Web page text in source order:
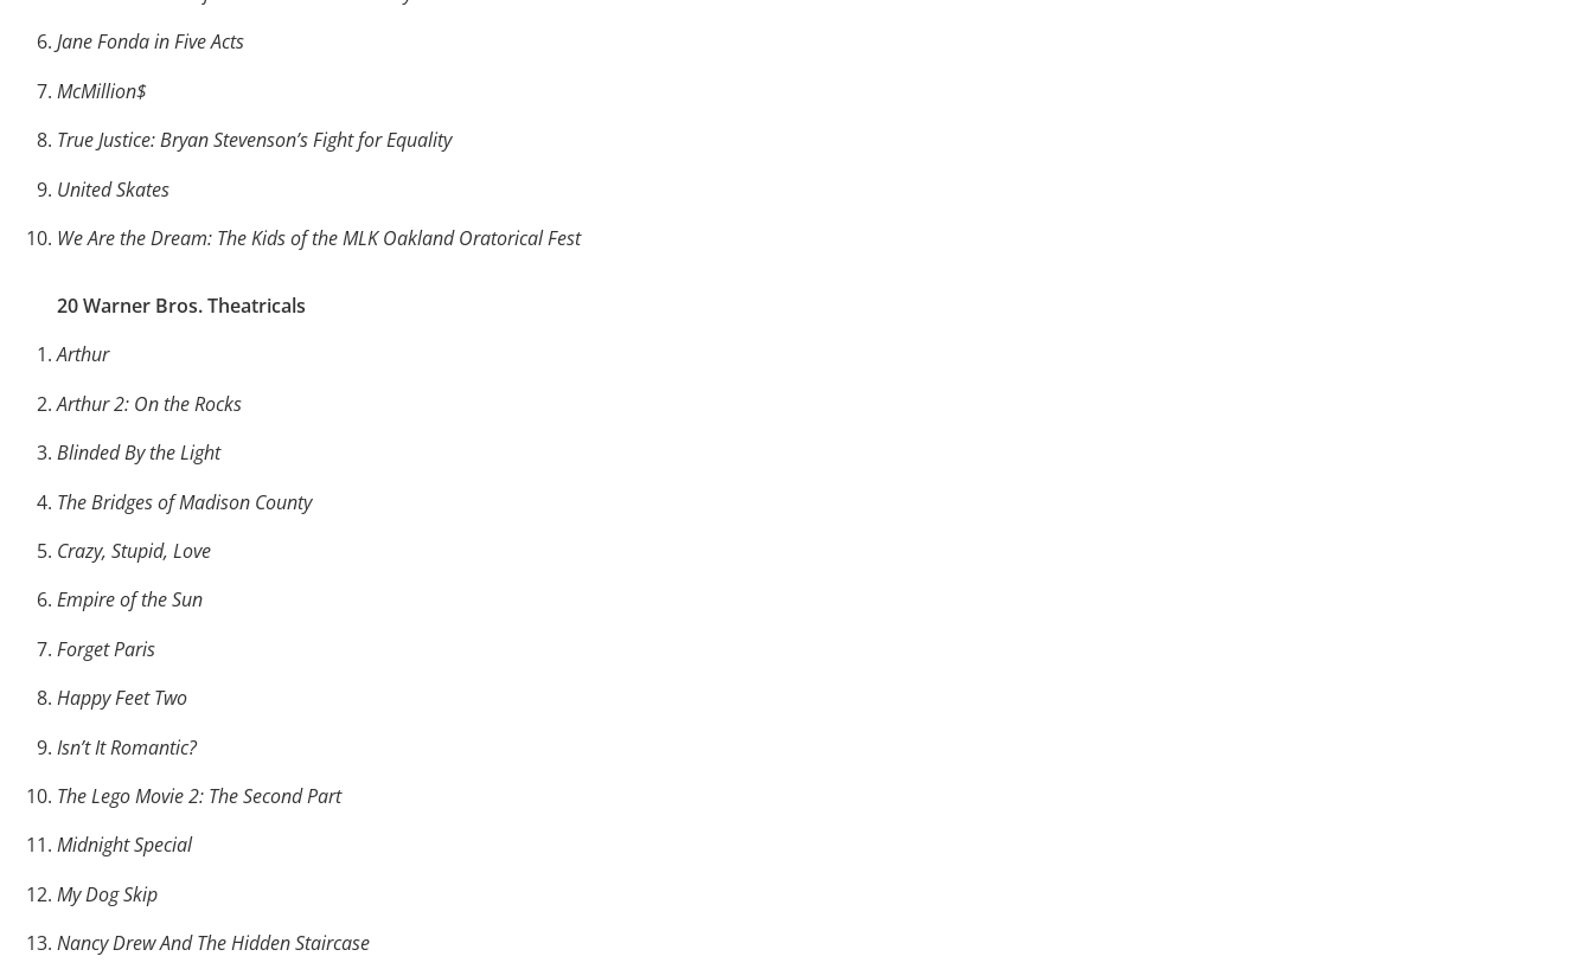
Jane Fonda in Five Acts
McMillion$
True Justice: Bryan Stevenson’s Fight for Equality
United Skates
We Are the Dream: The Kids of the MLK Oakland Oratorical Fest
20 Warner Bros. Theatricals
Arthur
Arthur 2: On the Rocks
Blinded By the Light
The Bridges of Madison County
Crazy, Stupid, Love
Empire of the Sun
Forget Paris
Happy Feet Two
Isn’t It Romantic?
The Lego Movie 2: The Second Part
Midnight Special
My Dog Skip
Nancy Drew And The Hidden Staircase